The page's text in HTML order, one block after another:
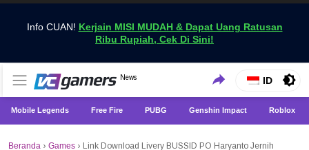
Info CUAN! Kerjain MISI MUDAH & Dapat Uang Ratusan
Ribu Rupiah, Cek Di Sini!
VCGamers News
News
Dapatkan Berita Games Terbaru Hanya di VCGamers
ID
Mobile Legends Free Fire PUBG Genshin Impact Roblox
Beranda › Games › Link Download Livery BUSSID PO Haryanto Jernih